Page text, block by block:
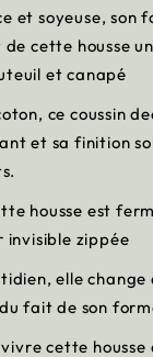
et soyeuse, son
cette housse
et canapé
ce coussin
et sa finition
housse est
zippée
elle change
fait de son
cette housse